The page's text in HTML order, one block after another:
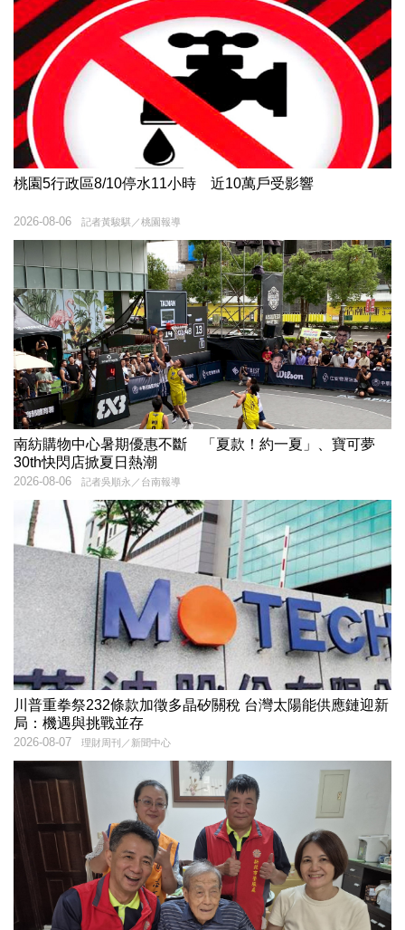
桃園5行政區8/10停水11小時 近10萬戶受影響
記者黃駿騏／桃園報導
2026-08-06
南紡購物中心暑期優惠不斷 「夏款！約一夏」、寶可夢
30th快閃店掀夏日熱潮
記者吳順永／台南報導
2026-08-06
川普重拳祭232條款加徵多晶矽關稅 台灣太陽能供應鏈迎新
局：機遇與挑戰並存
理財周刊／新聞中心
2026-08-07